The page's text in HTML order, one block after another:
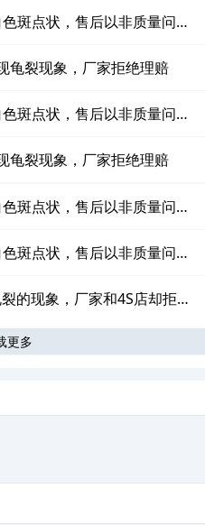
斑点状，售后以非质量问题
理
龟裂现象，厂家拒绝理赔
斑点状，售后以非质量问题
理
龟裂现象，厂家拒绝理赔
斑点状，售后以非质量问题
理
斑点状，售后以非质量问题
理
的现象，厂家和4S店却拒绝
更多